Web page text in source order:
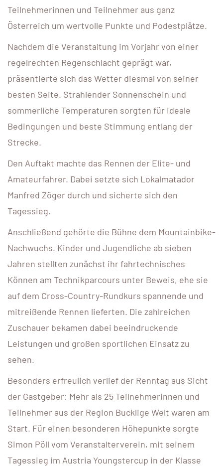
Teilnehmerinnen und Teilnehmer aus ganz
Österreich um wertvolle Punkte und Podestplätze.
Nachdem die Veranstaltung im Vorjahr von einer
regelrechten Regenschlacht geprägt war,
präsentierte sich das Wetter diesmal von seiner
besten Seite. Strahlender Sonnenschein und
sommerliche Temperaturen sorgten für ideale
Bedingungen und beste Stimmung entlang der
Strecke.
Den Auftakt machte das Rennen der Elite- und
Amateurfahrer. Dabei setzte sich Lokalmatador
Manfred Zöger durch und sicherte sich den
Tagessieg.
Anschließend gehörte die Bühne dem Mountainbike-
Nachwuchs. Kinder und Jugendliche ab sieben
Jahren stellten zunächst ihr fahrtechnisches
Können am Technikparcours unter Beweis, ehe sie
auf dem Cross-Country-Rundkurs spannende und
mitreißende Rennen lieferten. Die zahlreichen
Zuschauer bekamen dabei beeindruckende
Leistungen und großen sportlichen Einsatz zu
sehen.
Besonders erfreulich verlief der Renntag aus Sicht
der Gastgeber: Mehr als 25 Teilnehmerinnen und
Teilnehmer aus der Region Bucklige Welt waren am
Start. Für einen besonderen Höhepunkte sorgte
Simon Pöll vom Veranstalterverein, mit seinem
Tagessieg im Austria Youngstercup in der Klasse